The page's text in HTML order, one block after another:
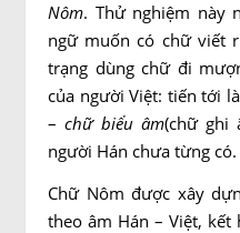
Nôm. Thử nghiệm này
ngữ muốn có chữ viết
trạng dùng chữ đi
của người Việt: tiến tới
–chữ biểu âm(chữ ghi
người Hán chưa từng có.
Chữ Nôm được xây
theo âm Hán – Việt,